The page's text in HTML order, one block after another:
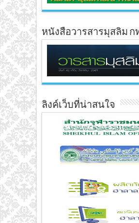
หนังสือวารสารมุสลิม ก
ลิงค์เว็บที่น่าสนใจ